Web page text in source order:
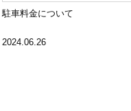
駐車料金について
2024.06.26